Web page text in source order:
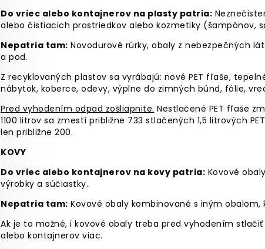
Do vriec alebo kontajnerov na plasty patria:
alebo čistiacich prostriedkov alebo kozmetiky (šampónov,
Nepatria tam: Novodurové rúrky, obaly z nebezpečných
a pod.
Z recyklovaných plastov sa vyrábajú: nové PET fľaše,
nábytok, koberce, odevy, výplne do zimných búnd, fólie,
Pred vyhodením odpad zošliapnite. Nestlačené PET fľaše
1100 litrov sa zmestí približne 733 stlačených 1,5 litrových
len približne 200.
KOVY
Do vriec alebo kontajnerov na kovy patria: Kovové
výrobky a súčiastky..
Nepatria tam: Kovové obaly kombinované s iným
Ak je to možné, i kovové obaly treba pred vyhodením
alebo kontajnerov viac.